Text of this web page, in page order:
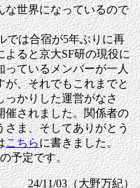
世界になっているので
では合宿が5年ぶりに再
ると京大SF研の現役に
っているメンバーが一人
が、それでもこれまでと
っかりした運営がなさ
催されました。関係者の
さま、そしてありがとう
こちらに書きました。
予定です。
24/11/03（大野万紀）